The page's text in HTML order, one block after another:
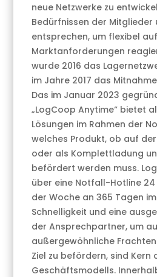
neue Netzwerke zu
Bedürfnissen der Mitglieder
entsprechen, um flexibel auf
Marktanforderungen
wurde 2016 das
im Jahre 2017 das
Das im Januar 2023
„LogCoop Anytime“ bietet
Lösungen im Rahmen der
welches Produkt, ob auf
oder als Komplettladung
befördert werden muss.
über eine Notfall-Hotline 24
der Woche an 365 Tagen
Schnelligkeit und eine
der Ansprechpartner, um
außergewöhnliche
Ziel zu befördern, sind Kern
Geschäftsmodells.